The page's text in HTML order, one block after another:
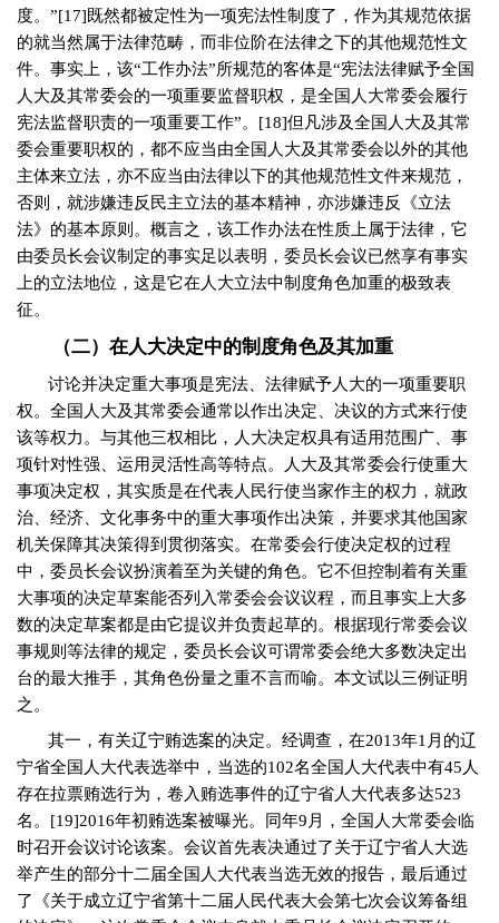
度。”[17]既然都被定性为一项宪法性制度了，作为其规范依据
的就当然属于法律范畴，而非位阶在法律之下的其他规范性文
件。事实上，该“工作办法”所规范的客体是“宪法法律赋予全国
人大及其常委会的一项重要监督职权，是全国人大常委会履行
宪法监督职责的一项重要工作”。 [18]但凡涉及全国人大及其常
委会重要职权的，都不应当由全国人大及其常委会以外的其他
主体来立法，亦不应当由法律以下的其他规范性文件来规范，
否则，就涉嫌违反民主立法的基本精神，亦涉嫌违反《立法
法》的基本原则。概言之，该工作办法在性质上属于法律，它
由委员长会议制定的事实足以表明，委员长会议已然享有事实
上的立法地位，这是它在人大立法中制度角色加重的极致表
征。
（二）在人大决定中的制度角色及其加重
讨论并决定重大事项是宪法、法律赋予人大的一项重要职
权。全国人大及其常委会通常以作出决定、决议的方式来行使
该等权力。与其他三权相比，人大决定权具有适用范围广、事
项针对性强、运用灵活性高等特点。人大及其常委会行使重大
事项决定权，其实质是在代表人民行使当家作主的权力，就政
治、经济、文化事务中的重大事项作出决策，并要求其他国家
机关保障其决策得到贯彻落实。在常委会行使决定权的过程
中，委员长会议扮演着至为关键的角色。它不但控制着有关重
大事项的决定草案能否列入常委会会议议程，而且事实上大多
数的决定草案都是由它提议并负责起草的。根据现行常委会议
事规则等法律的规定，委员长会议可谓常委会绝大多数决定出
台的最大推手，其角色份量之重不言而喻。本文试以三例证明
之。
其一，有关辽宁贿选案的决定。经调查，在2013年1 月的辽
宁省全国人大代表选举中，当选的102名全国人大代表中有45 人
存在拉票贿选行为，卷入贿选事件的辽宁省人大代表多达523
名。 [19]2016年初贿选案被曝光。同年9 月，全国人大常委会临
时召开会议讨论该案。会议首先表决通过了关于辽宁省人大选
举产生的部分十二届全国人大代表当选无效的报告，最后通过
了《关于成立辽宁省第十二届人民代表大会第七次会议筹备组